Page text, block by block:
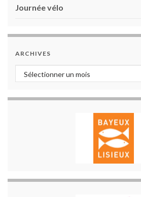
Journée vélo
ARCHIVES
Archives